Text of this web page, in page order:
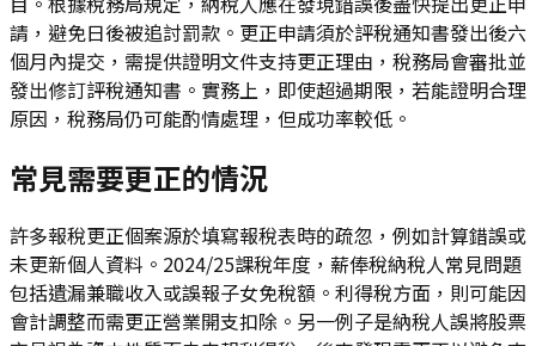
請，避免日後被追討罰款。更正申請須於評稅通知書發出後六
個月內提交，需提供證明文件支持更正理由，稅務局會審批並
發出修訂評稅通知書。實務上，即使超過期限，若能證明合理
原因，稅務局仍可能酌情處理，但成功率較低。
常見需要更正的情況
許多報稅更正個案源於填寫報稅表時的疏忽，例如計算錯誤或
未更新個人資料。2024/25課稅年度，薪俸稅納稅人常見問題
包括遺漏兼職收入或誤報子女免稅額。利得稅方面，則可能因
會計調整而需更正營業開支扣除。另一例子是納稅人誤將股票